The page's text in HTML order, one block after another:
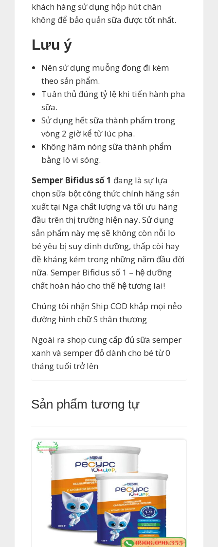
khách hàng sử dụng hộp hút chân
không để bảo quản sữa được tốt nhất.
Lưu ý
Nên sử dụng muỗng đong đi kèm
theo sản phẩm.
Tuân thủ đúng tỷ lệ khi tiến hành pha
sữa.
Sử dụng hết sữa thành phẩm trong
vòng 2 giờ kể từ lúc pha.
Không hâm nóng sữa thành phẩm
bằng lò vi sóng.
Semper Bifidus số 1 đang là sự lựa
chọn sữa bột công thức chính hãng sản
xuất tại Nga chất lượng và tối ưu hàng
đầu trên thị trường hiện nay. Sử dụng
sản phẩm này mẹ sẽ không còn nỗi lo
bé yêu bị suy dinh dưỡng, thấp còi hay
đề kháng kém trong những năm đầu đời
nữa. Semper Bifidus số 1 – hệ dưỡng
chất hoàn hảo cho thế hệ tương lai!
Chúng tôi nhận Ship COD khắp mọi nẻo
đường hình chữ S thân thương
Ngoài ra shop cung cấp đủ sữa semper
xanh và semper đỏ dành cho bé từ 0
tháng tuổi trở lên
Sản phẩm tương tự